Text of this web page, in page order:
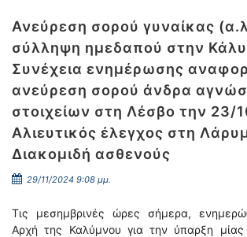
Ανεύρεση σορού γυναίκας
σύλληψη ημεδαπού στην
Συνέχεια ενημέρωσης
ανεύρεση σορού άνδρα
στοιχείων στη Λέσβο την 23/
Αλιευτικός έλεγχος στη
Διακομιδή ασθενούς
29/11/2024 9:08 μμ.
Τις μεσημβρινές ώρες σήμερα,
Αρχή της Καλύμνου για την ύπαρξη μίας